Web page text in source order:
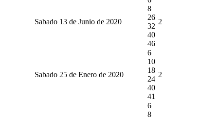
Sabado 13 de Junio de 2020
8
26
32
40
46
2
Sabado 25 de Enero de 2020
6
10
18
24
40
41
2
6
8